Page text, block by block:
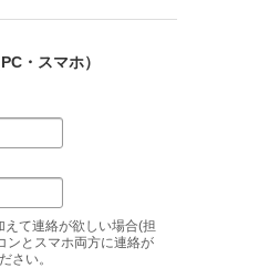
・スマホ）
て連絡が欲しい場合(担
ンとスマホ両方に連絡が
さい。